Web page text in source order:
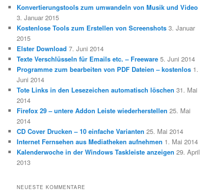
Konvertierungstools zum umwandeln von Musik und Video
3. Januar 2015
Kostenlose Tools zum Erstellen von Screenshots 3. Januar
2015
Elster Download 7. Juni 2014
Texte Verschlüsseln für Emails etc. – Freeware 5. Juni 2014
Programme zum bearbeiten von PDF Dateien – kostenlos 1.
Juni 2014
Tote Links in den Lesezeichen automatisch löschen 31. Mai
2014
Firefox 29 – untere Addon Leiste wiederherstellen 25. Mai
2014
CD Cover Drucken – 10 einfache Varianten 25. Mai 2014
Internet Fernsehen aus Mediatheken aufnehmen 1. Mai 2014
Kalenderwoche in der Windows Taskleiste anzeigen 29. April
2013
NEUESTE KOMMENTARE